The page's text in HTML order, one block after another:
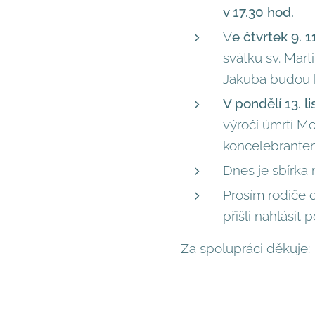
v 17.30 hod.
Ve čtvrtek 9.
svátku sv.
Jakuba budou
V pondělí 13.
výročí úmrtí
Dnes je sbírka
Prosím rodiče
přišli nahlásit
Za spolupráci děkuje: